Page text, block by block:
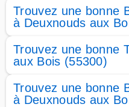
Trouvez une bonne
à Deuxnouds aux
Trouvez une bonne
aux Bois (55300)
Trouvez une bonne
à Deuxnouds aux